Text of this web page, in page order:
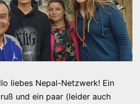
liebes Nepal-Netzwerk! Ein
und ein paar (leider auch